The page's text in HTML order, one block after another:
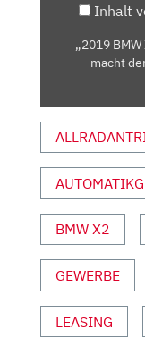
HARDWARE
MACHT
AUTOPHORIE“
VON
YOUTUBE
ANZEIGEN
Inhalt
„2019
macht
BMW X2
GEWERBE
LEASING